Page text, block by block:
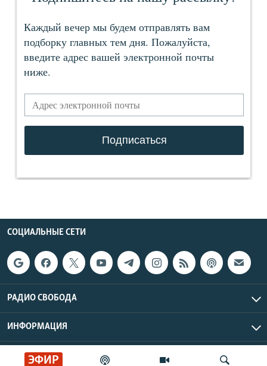
ЭФИР
СОЦИАЛЬНЫЕ СЕТИ
РАДИО СВОБОДА
ИНФОРМАЦИЯ
Радио Свобода © 2026 RFE/RL, Inc. | Все права защищены.